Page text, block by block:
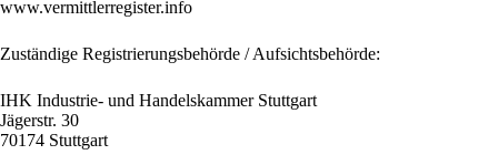
www.vermittlerregister.info
Zuständige Registrierungsbehörde / Aufsichtsbehörde:
IHK Industrie- und Handelskammer Stuttgart
Jägerstr. 30
70174 Stuttgart